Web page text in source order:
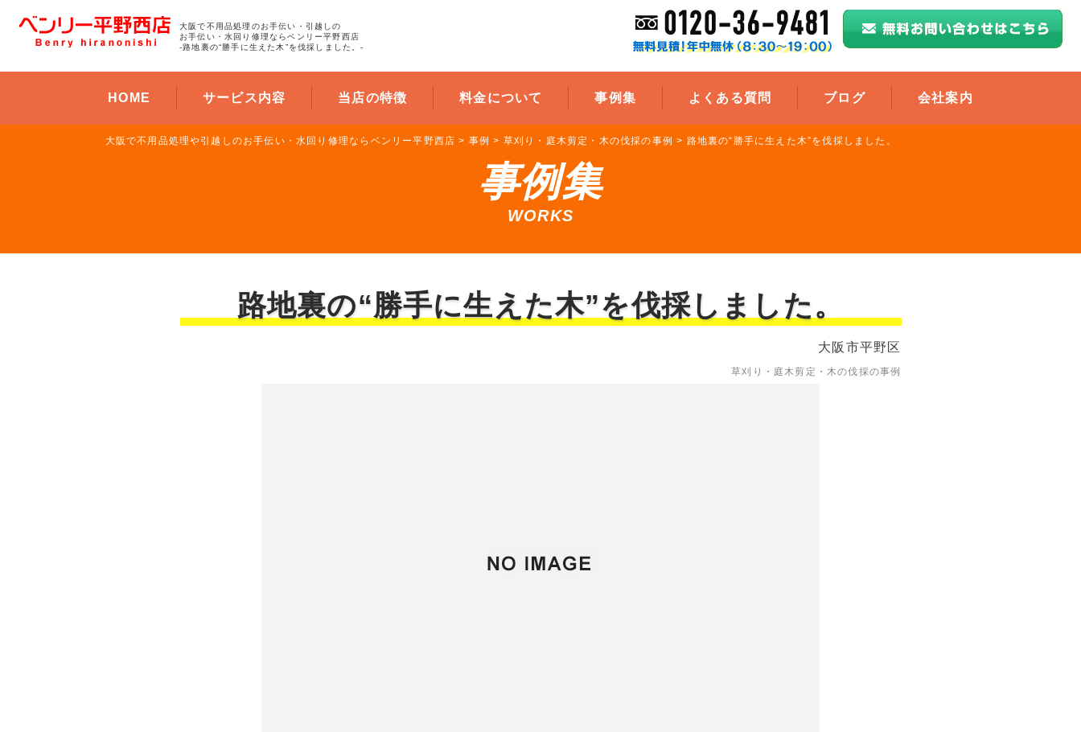
大阪で不用品処理のお手伝い・引越しの
お手伝い・水回り修理ならベンリー平野西店
-路地裏の“勝手に生えた木”を伐採しました。-
HOME サービス内容 当店の特徴 料金について 事例集 よくある質問 ブログ 会社案内
大阪で不用品処理や引越しのお手伝い・水回り修理ならベンリー平野西店 > 事例 > 草刈り・庭木剪定・木の伐採の事例 > 路地裏の“勝手に生えた木”を伐採しました。
事例集
WORKS
路地裏の“勝手に生えた木”を伐採しました。
大阪市平野区
草刈り・庭木剪定・木の伐採の事例